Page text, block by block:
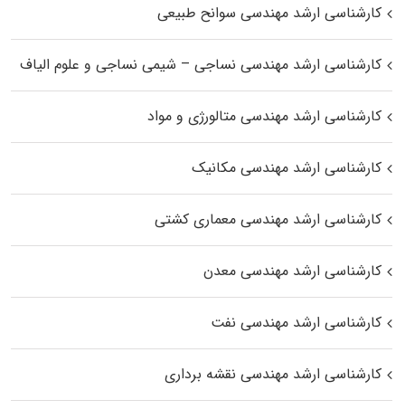
کارشناسی ارشد مهندسی سوانح طبیعی
کارشناسی ارشد مهندسی نساجی – شیمی نساجی و علوم الیاف
کارشناسی ارشد مهندسی متالورژی و مواد
کارشناسی ارشد مهندسی مکانیک
کارشناسی ارشد مهندسی معماری کشتی
کارشناسی ارشد مهندسی معدن
کارشناسی ارشد مهندسی نفت
کارشناسی ارشد مهندسی نقشه برداری